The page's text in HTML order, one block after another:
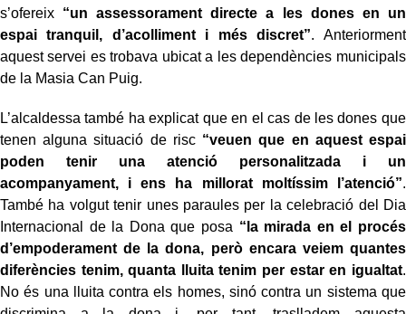
s’ofereix “un assessorament directe a les dones en un
espai tranquil, d’acolliment i més discret”. Anteriorment
aquest servei es trobava ubicat a les dependències municipals
de la Masia Can Puig.
L’alcaldessa també ha explicat que en el cas de les dones que
tenen alguna situació de risc“veuen que en aquest espai
poden tenir una atenció personalitzada i un
acompanyament, i ens ha millorat moltíssim l’atenció”.
També ha volgut tenir unes paraules per la celebració del Dia
Internacional de la Dona que posa “la mirada en el procés
d’empoderament de la dona, però encara veiem quantes
diferències tenim, quanta lluita tenim per estar en igualtat.
No és una lluita contra els homes, sinó contra un sistema que